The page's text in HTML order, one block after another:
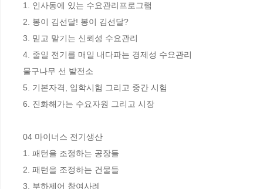
1. 인사동에 있는 수요관리프로그램
2. 봉이 김선달! 봉이 김선달?
3. 믿고 맡기는 신뢰성 수요관리
4. 줄일 전기를 매일 내다파는 경제성 수요관리
물구나무 선 발전소
5. 기본자격, 입학시험 그리고 중간 시험
6. 진화해가는 수요자원 그리고 시장
04 마이너스 전기생산
1. 패턴을 조정하는 공장들
2. 패턴을 조정하는 건물들
3. 부하제어 참여사례